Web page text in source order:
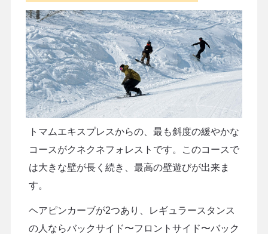
トマムエキスプレスからの、最も斜度の緩やかな
コースがクネクネフォレストです。このコースで
は大きな壁が長く続き、最高の壁遊びが出来ま
す。
ヘアピンカーブが2つあり、レギュラースタンス
の人ならバックサイド〜フロントサイド〜バック